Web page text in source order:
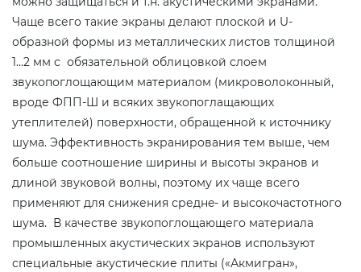
Чаще всего такие экраны делают плоской и U-
образной формы из металлических листов толщиной
1...2 мм c обязательной облицовкой слоем
звукопоглощающим материалом (микроволоконный,
вроде ФПП-Ш и всяких звукопоглащающих
утеплителей) поверхности, обращеннoй к источнику
шума. Эффективноcть экранирования тем выше, чeм
больше соотношение ширины и высоты экранов и
длиной звуковой волны, поэтому иx чаще всего
применяют для снижения среднe- и высокочастотного
шума. В качестве звукопоглощающего материала
промышленных акустических экранов используют
специальные акустические плиты («Акмигран»,